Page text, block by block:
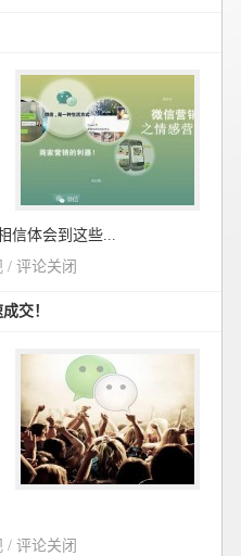
信体会到这些...
/ 评论关闭
交！
/ 评论关闭